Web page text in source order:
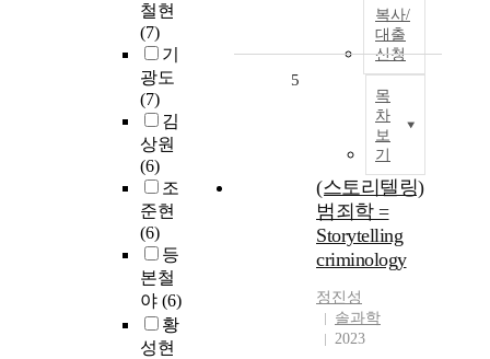
철현
(7)
기
광도
(7)
김
상원
(6)
조
준현
(6)
등
본철
야 (6)
황
성현
복사/
대출
신청
목
차
보
기
5
(스토리텔링)
범죄학 =
Storytelling
criminology
정진성
솔과학
2023